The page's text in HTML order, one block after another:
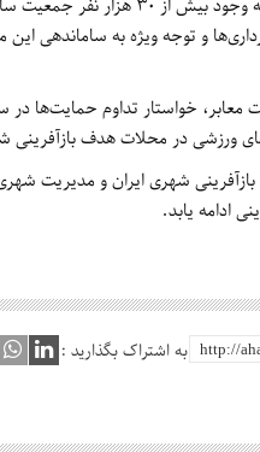
در ادامه، بیت اله عبدالهی نماینده اهر و هریس با اشاره
و توجه ویژه به ساماندهی این
خواستار تداوم حمایت‌ها در
ورزشی در محلات هدف بازآفرینی
شهری ایران و مدیریت
ادامه یابد.
به اشتراک بگذارید :